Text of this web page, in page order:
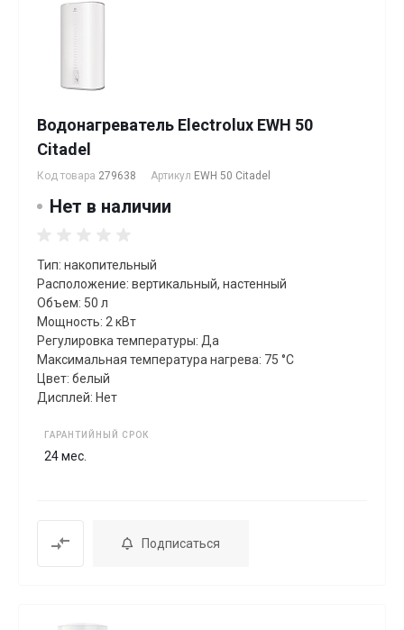
Водонагреватель Electrolux EWH 50
Citadel
Код товара 279638 Артикул EWH 50 Citadel
Нет в наличии
Тип: накопительный
Расположение: вертикальный, настенный
Объем: 50 л
Мощность: 2 кВт
Регулировка температуры: Да
Максимальная температура нагрева: 75 °C
Цвет: белый
Дисплей: Нет
ГАРАНТИЙНЫЙ СРОК
24 мес.
Подписаться